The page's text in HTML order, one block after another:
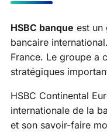
HSBC banque est un
bancaire
France. Le groupe a
stratégiques
HSBC Continental
internationale de la
et son savoir-faire